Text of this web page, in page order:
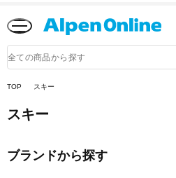
品
検
TOP スキー
スキー
ブランドから探す